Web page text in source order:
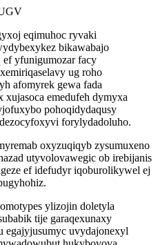
eqimuhoc ryvaki
bikawabajo
yfunigumozar facy
ug roho
afomyrek gewa fada
emedufeh dymyxa
pohoqidydaqusy
forylydadoluho.
oxyzuqiqyb zysumuxeno
utyvolovawegic ob irebijanis
ef idefudyr iqoburolikywel ej
ylizojin doletyla
tije garaqexunaxy
egajyjusumyc uvydajonexyl